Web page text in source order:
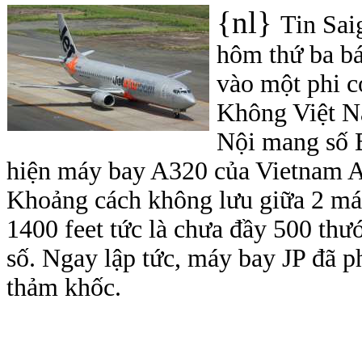
{nl} Tin
hôm thứ ba
vào một phi
Không Việt
Nội mang số
hiện máy bay A320 của Vietnam
Khoảng cách không lưu giữa 2
1400 feet tức là chưa đầy 500
số. Ngay lập tức, máy bay JP đã
thảm khốc.